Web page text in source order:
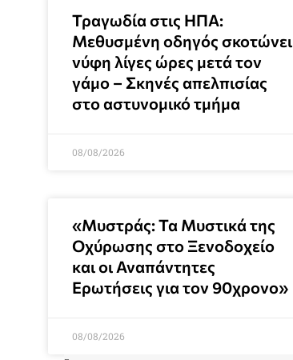
Τραγωδία στις ΗΠΑ:
Μεθυσμένη οδηγός σκοτώνει
νύφη λίγες ώρες μετά τον
γάμο – Σκηνές απελπισίας
στο αστυνομικό τμήμα
08/08/2026
«Μυστράς: Τα Μυστικά της
Οχύρωσης στο Ξενοδοχείο
και οι Αναπάντητες
Ερωτήσεις για τον 90χρονο»
08/08/2026